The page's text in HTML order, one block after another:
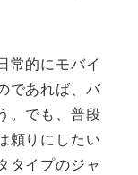
常的にモバイ
であれば、バ
。でも、普段
頼りにしたい
タイプのジャ